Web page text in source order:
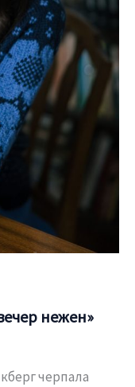
нежен»
черпала